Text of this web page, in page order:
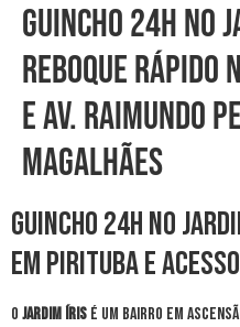
Guincho 24h no
Reboque
e Av. Raimundo
Magalhães
Guincho 24h no
em Pirituba e
O Jardim Íris é um bairro em